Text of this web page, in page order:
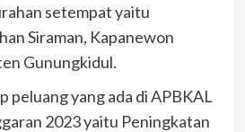
setempat yaitu
Siraman, Kapanewon
Gunungkidul.
peluang yang ada di APBKAL
2023 yaitu Peningkatan